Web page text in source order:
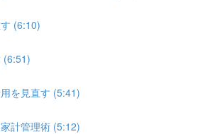
(6:10)
(6:51)
を見直す (5:41)
計管理術 (5:12)